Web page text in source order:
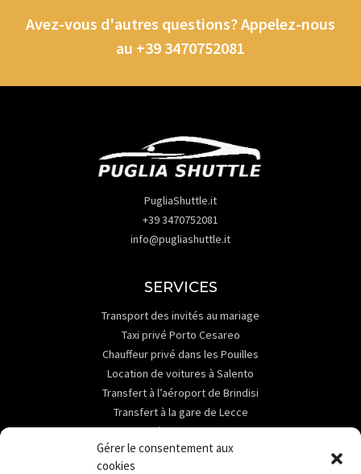
Gérer le consentement aux
cookies
Avez-vous d'autres questions? Appelez-nous
au +39 3470752081
PugliaShuttle.it
+39 3470752081
info@pugliashuttle.it
SERVICES
Transport des invités au mariage
Taxi privé Porto Cesareo
Chauffeur privé dans les Pouilles
Location de voitures à Salento
Transfert à l’aéroport de Brindisi
Transfert à la gare de Lecce
Transfert à la gare de Brindisi